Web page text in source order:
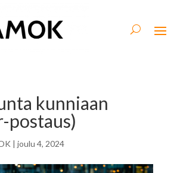
kunniaan
postaus)
| joulu 4, 2024